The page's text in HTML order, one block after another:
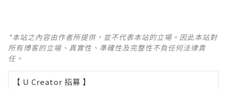
*本站之內容由作者所提供，並不代表本站的立場。因此本站對
所有博客的立場、真實性、準確性及完整性不負任何法律責
任。
【 U Creator 招募 】